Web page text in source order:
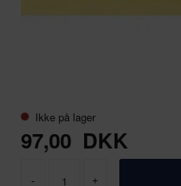
Ikke på lager
97,00 DKK
- +